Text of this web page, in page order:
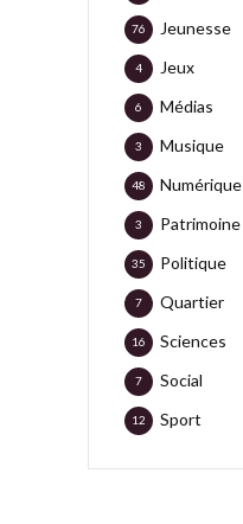
Jeunesse
76
Jeux
4
Médias
6
Musique
3
Numérique
48
Patrimoine
3
Politique
35
Quartier
7
Sciences
16
Social
7
Sport
12